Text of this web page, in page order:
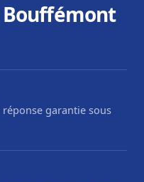
garantie sous